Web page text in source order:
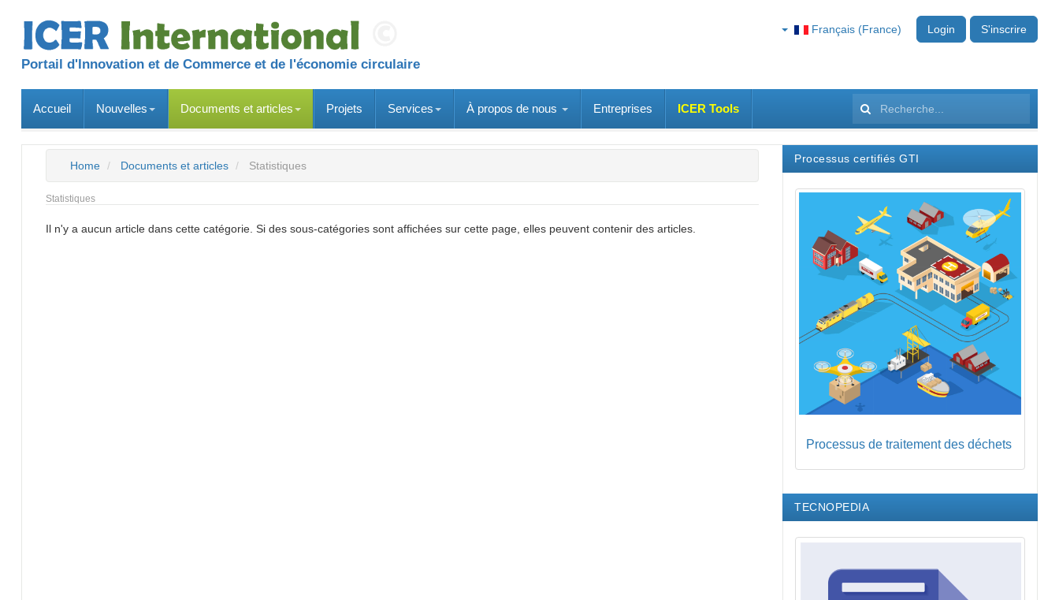
Portail d'Innovation et de Commerce et de l'économie circulaire
S'inscrire
Login
Français (France)
Accueil Nouvelles Documents et articles Projets Services À propos de nous Entreprises ICER Tools Rechercher
Home Documents et articles Statistiques
Statistiques
Il n'y a aucun article dans cette catégorie. Si des sous-catégories sont affichées sur cette page, elles peuvent contenir des articles.
Processus certifiés GTI
Processus de traitement des déchets
TECNOPEDIA